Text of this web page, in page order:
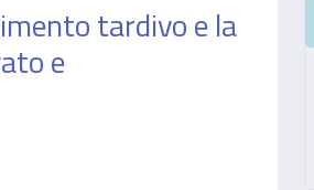
tardivo e la
e